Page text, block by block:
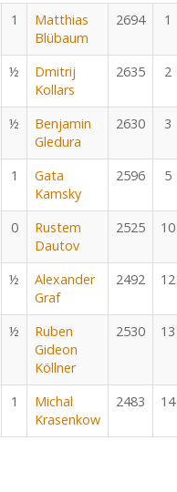
1
Matthias
Blübaum
2694 1
½
Dmitrij
Kollars
2635 2
½
Benjamin
Gledura
2630 3
1
Gata
Kamsky
2596 5
0
Rustem
Dautov
2525 10
½
Alexander
Graf
2492 12
½
Ruben
Gideon
Köllner
2530 13
1
Michal
Krasenkow
2483 14